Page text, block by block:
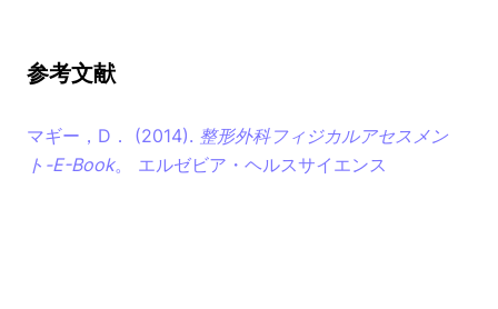
参考文献
マギー，D． (2014). 整形外科フィジカルアセスメン
ト-E-Book。 エルゼビア・ヘルスサイエンス